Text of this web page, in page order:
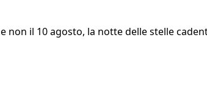
non il 10 agosto, la notte delle stelle